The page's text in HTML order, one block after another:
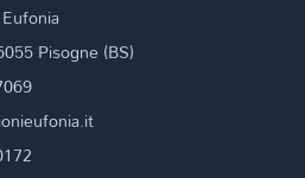
Pisogne (BS)